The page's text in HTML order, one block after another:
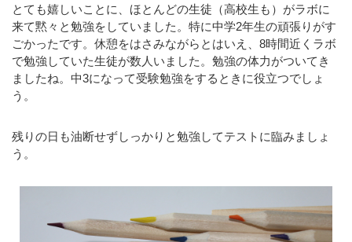
とても嬉しいことに、ほとんどの生徒（高校生も）がラボに
来て黙々と勉強をしていました。特に中学2年生の頑張りがす
ごかったです。休憩をはさみながらとはいえ、8時間近くラボ
で勉強していた生徒が数人いました。勉強の体力がついてき
ましたね。中3になって受験勉強をするときに役立つでしょ
う。
残りの日も油断せずしっかりと勉強してテストに臨みましょ
う。